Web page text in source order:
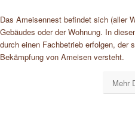
Das Ameisennest befindet sich (aller
Gebäudes oder der Wohnung. In
durch einen Fachbetrieb erfolgen, der
Bekämpfung von Ameisen versteht.
Mehr